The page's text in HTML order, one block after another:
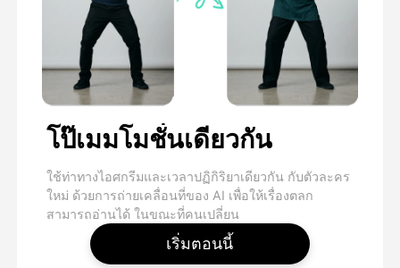
โป๊เมมโมชั่นเดียวกัน
ใช้ท่าทางไอศกรีมและเวลาปฏิกิริยาเดียวกัน กับตัวละคร
ใหม่ ด้วยการถ่ายเคลื่อนที่ของ AI เพื่อให้เรื่องตลก
สามารถอ่านได้ ในขณะที่คนเปลี่ยน
เริ่มตอนนี้